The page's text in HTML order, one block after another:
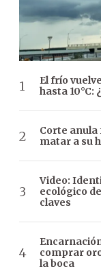
El frío
hasta 10°C:
Corte anula
matar a su
Video:
ecológico
claves
comprar
la boca